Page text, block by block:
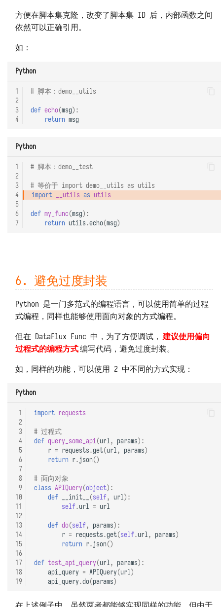
方便在脚本集克隆，改变了脚本集 ID 后，内部函数之间
依然可以正确引用。
如：
Python
1
2
3
4
# 脚本：demo__utils
def echo(msg):
return msg
Python
1
2
3
4
5
6
7
# 脚本：demo__test
# 等价于 import demo__utils as utils
import
__utils as utils
def my_func(msg):
return utils.echo(msg)
6. 避免过度封装
Python 是一门多范式的编程语言，可以使用简单的过程
式编程，同样也能够使用面向对象的方式编程。
但在 DataFlux Func 中，为了方便调试， 建议使用偏向
过程式的编程方式编写代码，避免过度封装。
如，同样的功能，可以使用 2 中不同的方式实现：
Python
1
2
3
4
5
6
7
8
9
10
11
12
13
14
15
16
17
18
19
import requests
# 过程式
def query_some_api(url, params):
r = requests.get(url, params)
return r. json()
# 面向对象
class APIQuery(object):
def
__init__ (self, url):
self.url = url
def do(self, params):
r = requests.get(self.url, params)
return r. json()
def test_api_query(url, params):
api_query = APIQuery(url)
api_query.do(params)
在上述例子中，虽然两者都能够实现同样的功能，但由于